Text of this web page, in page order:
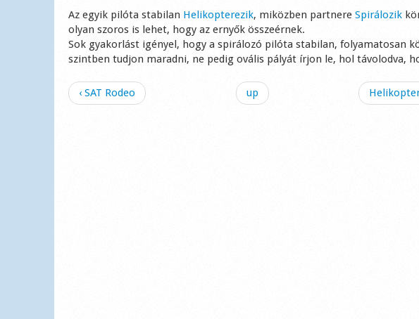
Az egyik pilóta stabilan Helikopterezik, miközben partnere Spirálozik
olyan szoros is lehet, hogy az ernyők összeérnek.
Sok gyakorlást igényel, hogy a spirálozó pilóta stabilan, folyamatosan
szintben tudjon maradni, ne pedig ovális pályát írjon le, hol távolodva,
‹ SAT Rodeo up